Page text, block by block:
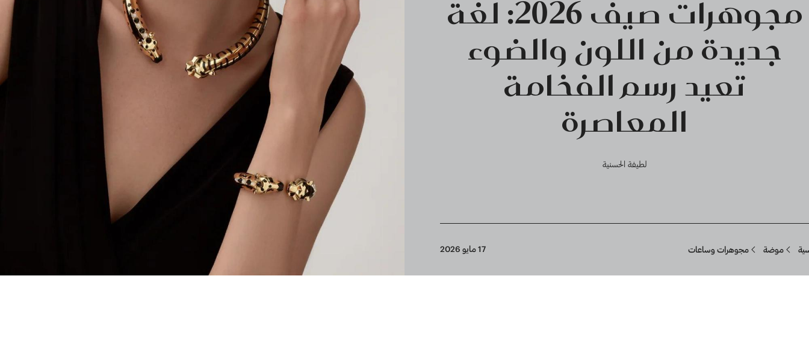
مجوهرات صيف 2026: لغة
جديدة من اللون والضوء
تعيد رسم الفخامة
المعاصرة
لطيفة الحسنية
موضة مجوهرات وساعات 17 مايو 2026